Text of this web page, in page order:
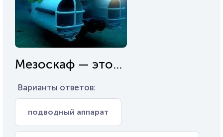
Мезоскаф — это...
Варианты ответов:
подводный аппарат